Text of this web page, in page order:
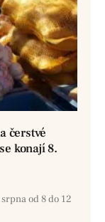
čerstvé
konají 8.
od 8 do 12